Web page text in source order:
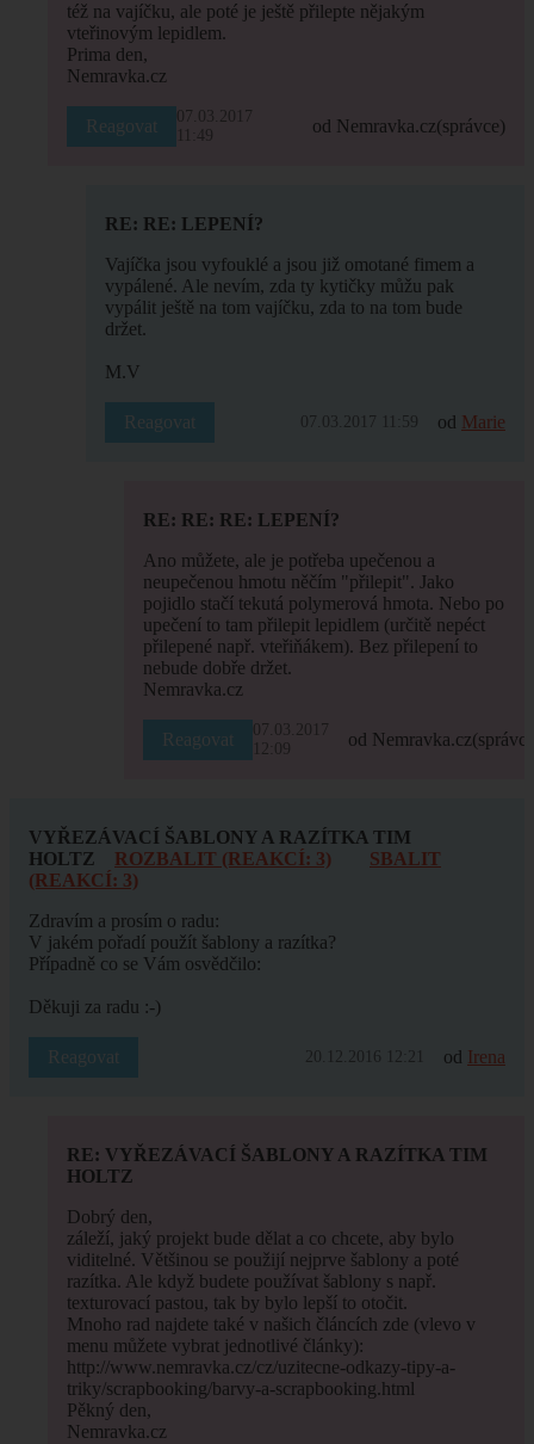
též na vajíčku, ale poté je ještě přilepte nějakým
vteřinovým lepidlem.
Prima den,
Nemravka.cz
Reagovat
07.03.2017
11:49
od Nemravka.cz(správce)
RE: RE: LEPENÍ?
Vajíčka jsou vyfouklé a jsou již omotané fimem a
vypálené. Ale nevím, zda ty kytičky můžu pak
vypálit ještě na tom vajíčku, zda to na tom bude
držet.
M.V
Reagovat 07.03.2017 11:59 od Marie
RE: RE: RE: LEPENÍ?
Ano můžete, ale je potřeba upečenou a
neupečenou hmotu něčím "přilepit". Jako
pojidlo stačí tekutá polymerová hmota. Nebo po
upečení to tam přilepit lepidlem (určitě nepéct
přilepené např. vteřiňákem). Bez přilepení to
nebude dobře držet.
Nemravka.cz
Reagovat
07.03.2017
12:09
od Nemravka.cz
VYŘEZÁVACÍ ŠABLONY A RAZÍTKA TIM
HOLTZ
ROZBALIT (REAKCÍ: 3)
SBALIT
(REAKCÍ: 3)
Zdravím a prosím o radu:
V jakém pořadí použít šablony a razítka?
Případně co se Vám osvědčilo:
Děkuji za radu :-)
Reagovat 20.12.2016 12:21 od Irena
RE: VYŘEZÁVACÍ ŠABLONY A RAZÍTKA TIM
HOLTZ
Dobrý den,
záleží, jaký projekt bude dělat a co chcete, aby bylo
viditelné. Většinou se použijí nejprve šablony a poté
razítka. Ale když budete používat šablony s např.
texturovací pastou, tak by bylo lepší to otočit.
Mnoho rad najdete také v našich článcích zde (vlevo v
menu můžete vybrat jednotlivé články):
http://www.nemravka.cz/cz/uzitecne-odkazy-tipy-a-
triky/scrapbooking/barvy-a-scrapbooking.html
Pěkný den,
Nemravka.cz